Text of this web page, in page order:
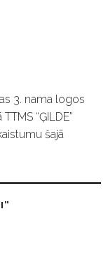
3. nama logos
“ĢILDE”
šajā